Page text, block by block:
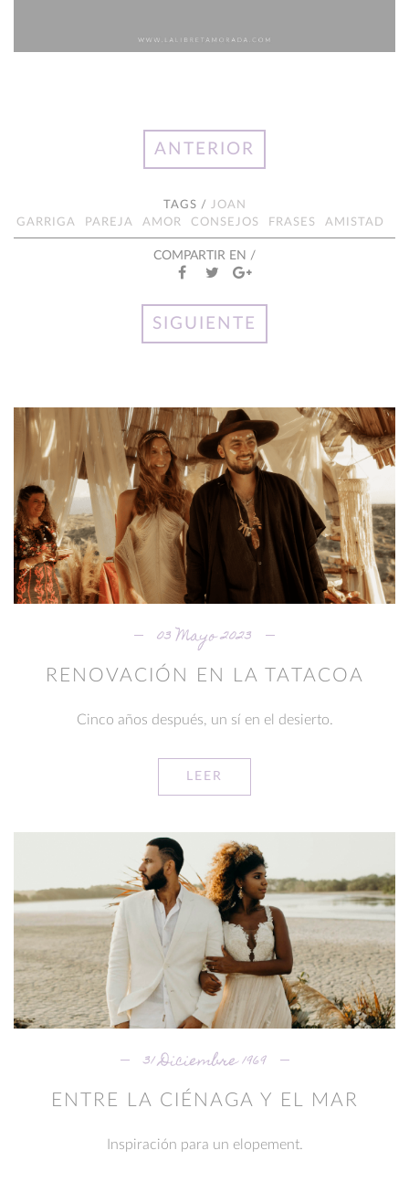
ANTERIOR
TAGS / JOAN
GARRIGA
PAREJA AMOR CONSEJOS FRASES AMISTAD
COMPARTIR EN /
SIGUIENTE
03 Mayo 2023
RENOVACIÓN EN LA TATACOA
Cinco años después, un sí en el desierto.
LEER
31 Diciembre 1969
ENTRE LA CIÉNAGA Y EL MAR
Inspiración para un elopement.